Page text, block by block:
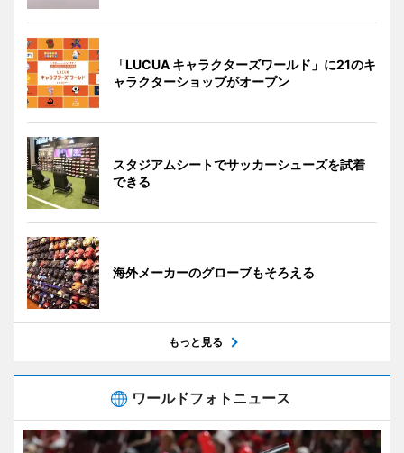
「LUCUA キャラクターズワールド」に21のキ
ャラクターショップがオープン
スタジアムシートでサッカーシューズを試着
できる
海外メーカーのグローブもそろえる
もっと見る
ワールドフォトニュース